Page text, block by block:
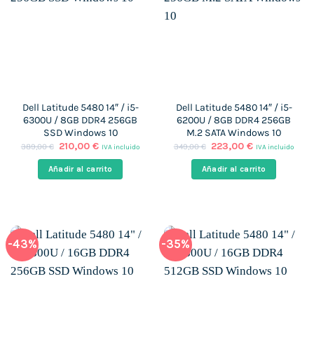
Dell Latitude 5480 14″ / i5-
6300U / 8GB DDR4 256GB
SSD Windows 10
389,00€ El
original
era:
210,00€El
actual
es:
IVA incluido
Añadir al carrito
Dell Latitude 5480 14″ / i5-
6200U / 8GB DDR4 256GB
M.2 SATA Windows 10
349,00€ El
original
era:
223,00€El
actual
es:
IVA incluido
Añadir al carrito
-43% -35%